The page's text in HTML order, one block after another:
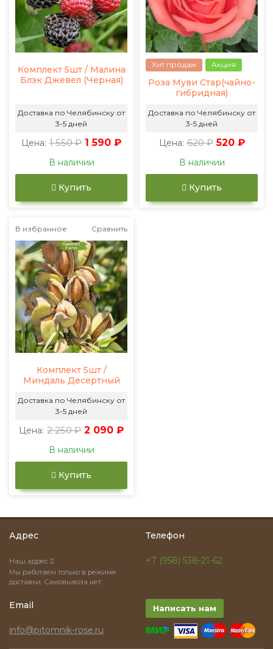
Комплект 5шт / Малина
Блэк Джевел (Черная)
Доставка по Челябинску от
3-5 дней
Цена: 1 550 ₽ 1 590 ₽
В наличии
Купить
Хит продаж Акция
Роза Муви Стар(чайно-
гибридная)
Доставка по Челябинску от
3-5 дней
Цена: 620 ₽ 520 ₽
В наличии
Купить
В избранное Сравнить
Комплект 5шт /
Миндаль Десертный
Доставка по Челябинску от
3-5 дней
Цена: 2 250 ₽ 2 090 ₽
В наличии
Купить
Адрес
Наш адрес
Мы работаем только в режиме
доставки. Самовывоза нет.
Телефон
+7 (958) 538-21-62
Email
info@pitomnik-rose.ru
Написать нам